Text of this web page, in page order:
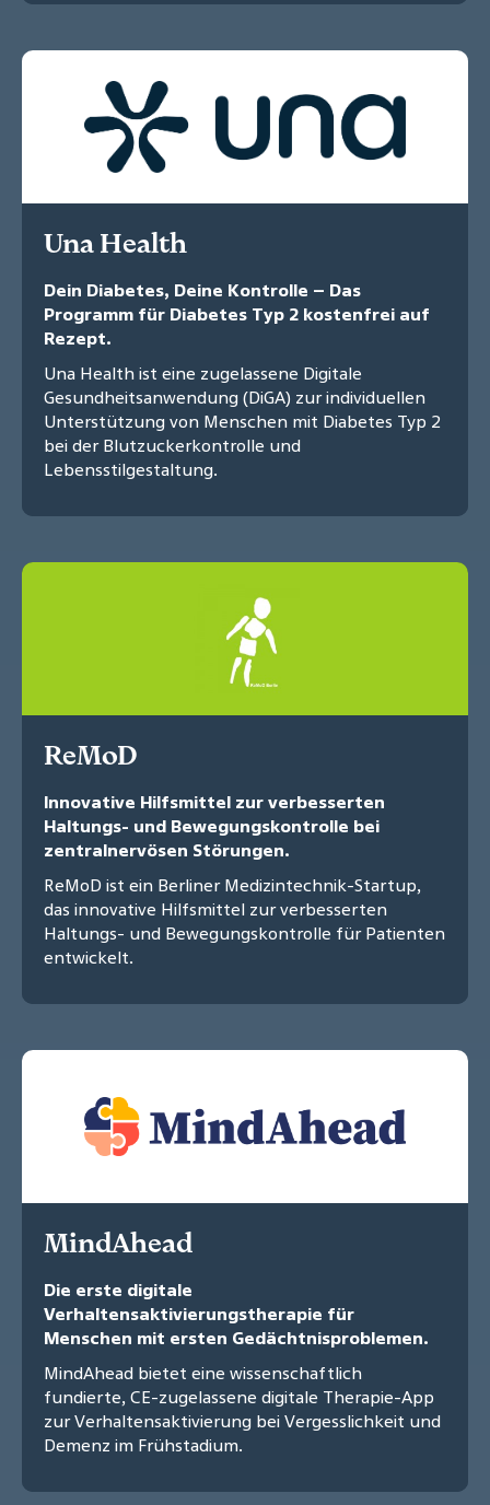
Una Health
Dein Diabetes, Deine Kontrolle – Das
Programm für Diabetes Typ 2 kostenfrei auf
Rezept.
Una Health ist eine zugelassene Digitale
Gesundheitsanwendung (DiGA) zur individuellen
Unterstützung von Menschen mit Diabetes Typ 2
bei der Blutzuckerkontrolle und
Lebensstilgestaltung.
ReMoD
Innovative Hilfsmittel zur verbesserten
Haltungs- und Bewegungskontrolle bei
zentralnervösen Störungen.
ReMoD ist ein Berliner Medizintechnik-Startup,
das innovative Hilfsmittel zur verbesserten
Haltungs- und Bewegungskontrolle für Patienten
entwickelt.
MindAhead
Die erste digitale
Verhaltensaktivierungstherapie für
Menschen mit ersten Gedächtnisproblemen.
MindAhead bietet eine wissenschaftlich
fundierte, CE-zugelassene digitale Therapie-App
zur Verhaltensaktivierung bei Vergesslichkeit und
Demenz im Frühstadium.